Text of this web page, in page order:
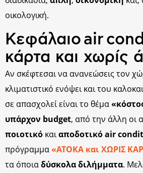
οικολογική.
Κεφάλαιο air
κάρτα και χωρίς
Αν σκέφτεσαι να ανανεώσεις τον
κλιματιστικό ενόψει και του
σε απασχολεί είναι το θέμα
υπάρχον budget, από την άλλη οι
ποιοτικό καιαποδοτικό air
πρόγραμμα«ΑΤΟΚΑ και ΧΩΡΙΣ
τα όποιαδύσκολα διλήμματα.